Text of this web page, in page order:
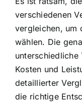
verschiedenen
vergleichen, um
wählen. Die
Kosten und
detaillierter
die richtige